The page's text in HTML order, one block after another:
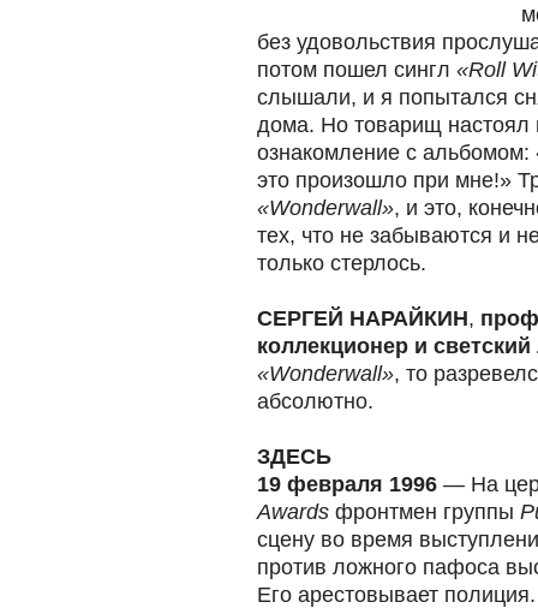
без удовольствия
потом пошел сингл «Roll
слышали, и я попытался
дома. Но товарищ
ознакомление с
это произошло при мне!»
«Wonderwall», и это,
тех, что не забываются и
только стерлось.
СЕРГЕЙ НАРАЙКИН,
коллекционер и светский
«Wonderwall», то
абсолютно.
ЗДЕСЬ
19 февраля 1996 — На
Awards фронтмен группы
сцену во время
против ложного пафоса
Его арестовывает